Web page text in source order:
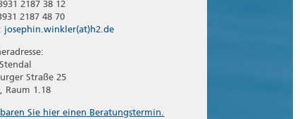
2187 38 12
2187 48 70
josephin.winkler(at)h2.de
Straße 25
Raum 1.18
Sie hier einen Beratungstermin.